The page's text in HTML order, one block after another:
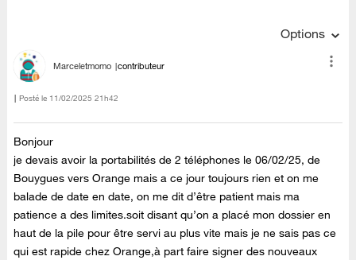
Options
Marceletmomo contributeur
Posté le ‎11/02/2025 21h42
Bonjour
je devais avoir la portabilités de 2 téléphones le 06/02/25, de
Bouygues vers Orange mais a ce jour toujours rien et on me
balade de date en date, on me dit d’être patient mais ma
patience a des limites.soit disant qu’on a placé mon dossier en
haut de la pile pour être servi au plus vite mais je ne sais pas ce
qui est rapide chez Orange,à part faire signer des nouveaux